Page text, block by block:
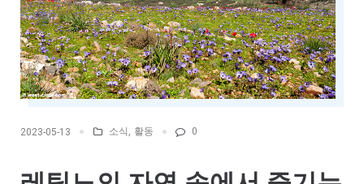
2023-05-13 소식 , 활동 0